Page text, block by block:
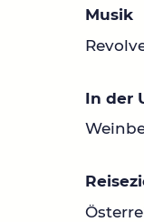
Musik
In der